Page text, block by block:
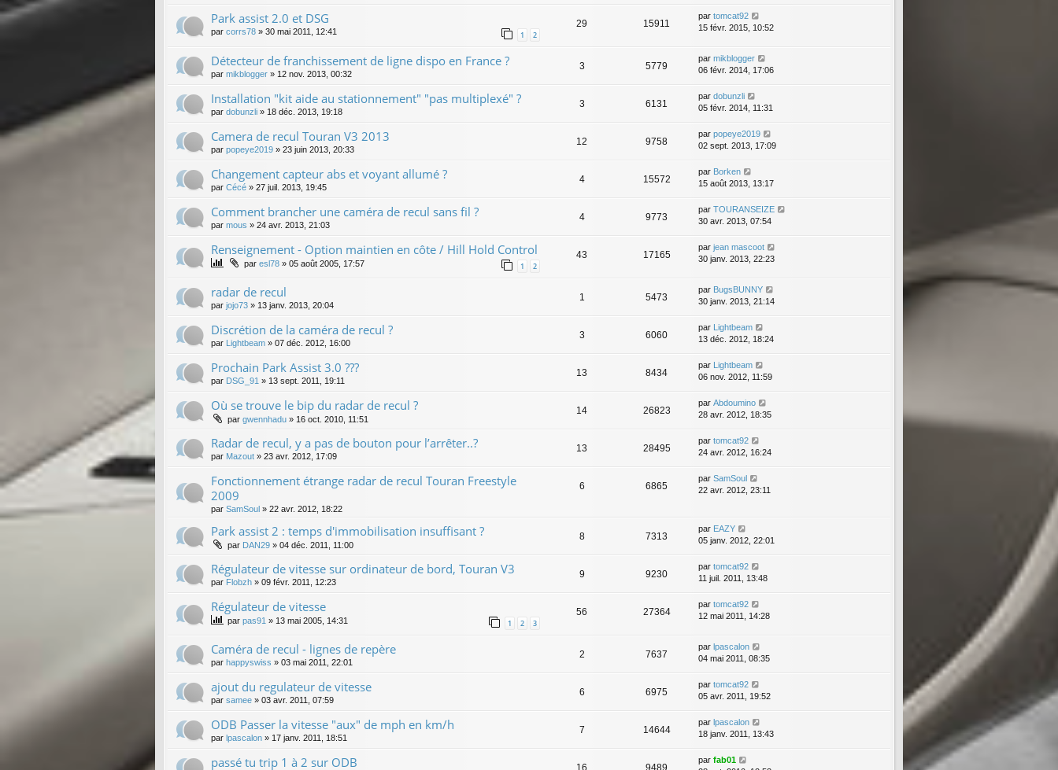
Park assist 2.0 et DSG
par corrs78 » 30 mai 2011, 12:41 1 2
29 15911
par tomcat92
15 févr. 2015, 10:52
Détecteur de franchissement de ligne dispo en France ?
par mikblogger » 12 nov. 2013, 00:32
3 5779
par mikblogger
06 févr. 2014, 17:06
Installation "kit aide au stationnement" "pas multiplexé" ?
par dobunzli » 18 déc. 2013, 19:18
3 6131
par dobunzli
05 févr. 2014, 11:31
Camera de recul Touran V3 2013
par popeye2019 » 23 juin 2013, 20:33
12 9758
par popeye2019
02 sept. 2013, 17:09
Changement capteur abs et voyant allumé ?
par Cécé » 27 juil. 2013, 19:45
4 15572
par Borken
15 août 2013, 13:17
Comment brancher une caméra de recul sans fil ?
par mous » 24 avr. 2013, 21:03
4 9773
par TOURANSEIZE
30 avr. 2013, 07:54
Renseignement - Option maintien en côte / Hill Hold Control
par esl78 » 05 août 2005, 17:57 1 2
43 17165
par jean mascoot
30 janv. 2013, 22:23
radar de recul
par jojo73 » 13 janv. 2013, 20:04
1 5473
par BugsBUNNY
30 janv. 2013, 21:14
Discrétion de la caméra de recul ?
par Lightbeam » 07 déc. 2012, 16:00
3 6060
par
Lightbeam
13 déc. 2012, 18:24
Prochain Park Assist 3.0 ???
par DSG_91 » 13 sept. 2011, 19:11
13 8434
par
Lightbeam
06 nov. 2012, 11:59
Où se trouve le bip du radar de recul ?
par gwennhadu » 16 oct. 2010, 11:51
14 26823
par Abdoumino
28 avr. 2012, 18:35
Radar de recul, y a pas de bouton pour l’arrêter..?
par Mazout » 23 avr. 2012, 17:09
13 28495
par tomcat92
24 avr. 2012, 16:24
Fonctionnement étrange radar de recul Touran Freestyle
2009
par SamSoul » 22 avr. 2012, 18:22
6 6865
par SamSoul
22 avr. 2012, 23:11
Park assist 2 : temps d'immobilisation insuffisant ?
par DAN29 » 04 déc. 2011, 11:00
8 7313
par EAZY
05 janv. 2012, 22:01
Régulateur de vitesse sur ordinateur de bord, Touran V3
par Flobzh » 09 févr. 2011, 12:23
9 9230
par tomcat92
11 juil. 2011, 13:48
Régulateur de vitesse
par pas91 » 13 mai 2005, 14:31 1 2 3
56 27364
par tomcat92
12 mai 2011, 14:28
Caméra de recul - lignes de repère
par happyswiss » 03 mai 2011, 22:01
2 7637
par lpascalon
04 mai 2011, 08:35
ajout du regulateur de vitesse
par samee » 03 avr. 2011, 07:59
6 6975
par tomcat92
05 avr. 2011, 19:52
ODB Passer la vitesse "aux" de mph en km/h
par lpascalon » 17 janv. 2011, 18:51
7 14644
par lpascalon
18 janv. 2011, 13:43
passé tu trip 1 à 2 sur ODB par fab01